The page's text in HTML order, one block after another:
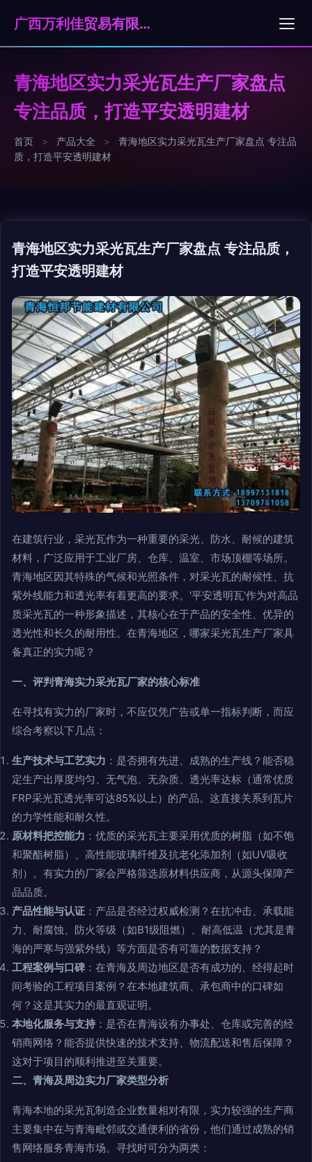
广西万利佳贸易有限公司
青海地区实力采光瓦生产厂家盘点
专注品质，打造平安透明建材
首页 > 产品大全 >
青海地区实力采光瓦生产厂家盘点 专注品
质，打造平安透明建材
青海地区实力采光瓦生产厂家盘点 专注品质，
打造平安透明建材
在建筑行业，采光瓦作为一种重要的采光、防水、耐候的建筑
材料，广泛应用于工业厂房、仓库、温室、市场顶棚等场所。
青海地区因其特殊的气候和光照条件，对采光瓦的耐候性、抗
紫外线能力和透光率有着更高的要求。'平安透明瓦'作为对高品
质采光瓦的一种形象描述，其核心在于产品的安全性、优异的
透光性和长久的耐用性。在青海地区，哪家采光瓦生产厂家具
备真正的实力呢？
一、评判青海实力采光瓦厂家的核心标准
在寻找有实力的厂家时，不应仅凭广告或单一指标判断，而应
综合考察以下几点：
生产技术与工艺实力 ：是否拥有先进、成熟的生产线？能否稳
定生产出厚度均匀、无气泡、无杂质、透光率达标（通常优质
FRP采光瓦透光率可达85%以上）的产品。这直接关系到瓦片
的力学性能和耐久性。
原材料把控能力 ：优质的采光瓦主要采用优质的树脂（如不饱
和聚酯树脂）、高性能玻璃纤维及抗老化添加剂（如UV吸收
剂）。有实力的厂家会严格筛选原材料供应商，从源头保障产
品品质。
产品性能与认证 ：产品是否经过权威检测？在抗冲击、承载能
力、耐腐蚀、防火等级（如B1级阻燃）、耐高低温（尤其是青
海的严寒与强紫外线）等方面是否有可靠的数据支持？
工程案例与口碑 ：在青海及周边地区是否有成功的、经得起时
间考验的工程项目案例？在本地建筑商、承包商中的口碑如
何？这是其实力的最直观证明。
本地化服务与支持 ：是否在青海设有办事处、仓库或完善的经
销商网络？能否提供快速的技术支持、物流配送和售后保障？
这对于项目的顺利推进至关重要。
二、青海及周边实力厂家类型分析
青海本地的采光瓦制造企业数量相对有限，实力较强的生产商
主要集中在与青海毗邻或交通便利的省份，他们通过成熟的销
售网络服务青海市场。寻找时可分为两类：